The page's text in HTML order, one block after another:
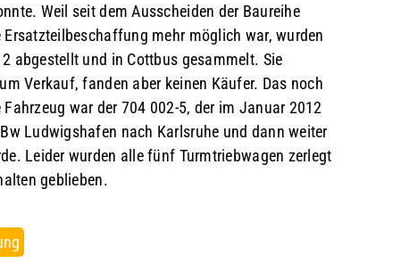
Weil seit dem Ausscheiden der Baureihe
mehr möglich war, wurden
abgestellt und in Cottbus gesammelt. Sie
Verkauf, fanden aber keinen Käufer. Das noch
war der 704 002-5, der im Januar 2012
Ludwigshafen nach Karlsruhe und dann weiter
Leider wurden alle fünf Turmtriebwagen zerlegt
geblieben.